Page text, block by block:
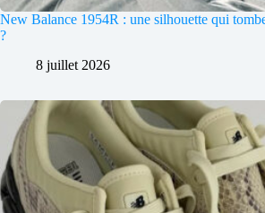
New Balance 1954R : une silhouette qui
?
8 juillet 2026